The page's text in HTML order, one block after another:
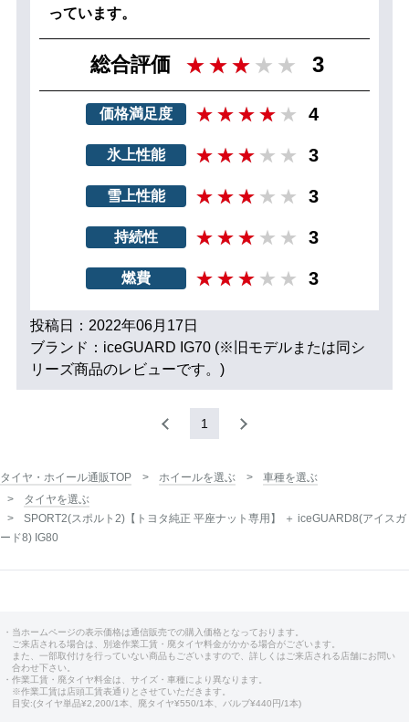
っています。
総合評価 3
価格満足度 4
氷上性能 3
雪上性能 3
持続性 3
燃費 3
投稿日：2022年06月17日
ブランド：iceGUARD IG70 (※旧モデルまたは同シ
リーズ商品のレビューです。)
1
タイヤ・ホイール通販TOP ホイールを選ぶ
車種を選ぶ
タイヤを選ぶ
SPORT2(スポルト2)【トヨタ純正 平座ナット専用】 ＋ iceGUARD8(アイスガ
ード8) IG80
・当ホームページの表示価格は通信販売での購入価格となっております。
ご来店される場合は、別途作業工賃・廃タイヤ料金がかかる場合がございます。
また、一部取付けを行っていない商品もございますので、詳しくはご来店される店舗にお問い
合わせ下さい。
・作業工賃・廃タイヤ料金は、サイズ・車種により異なります。
※作業工賃は店頭工賃表通りとさせていただきます。
目安:(タイヤ単品¥2,200/1本、廃タイヤ¥550/1本、バルブ¥440円/1本)